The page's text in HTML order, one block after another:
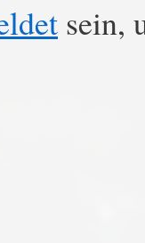
sein,